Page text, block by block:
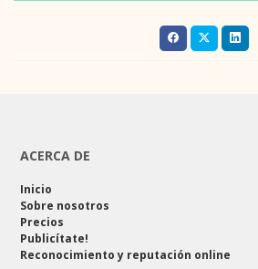
ACERCA DE
Inicio
Sobre nosotros
Precios
Publicítate!
Reconocimiento y reputación online